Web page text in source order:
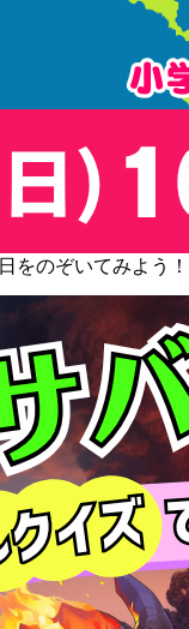
をのぞいてみよう！